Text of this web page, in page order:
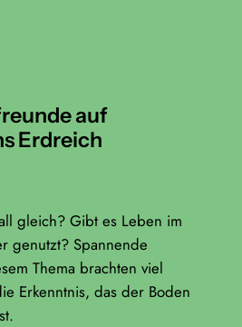
auf
Erdreich
gleich? Gibt es Leben im
genutzt? Spannende
Thema brachten viel
Erkenntnis, das der Boden